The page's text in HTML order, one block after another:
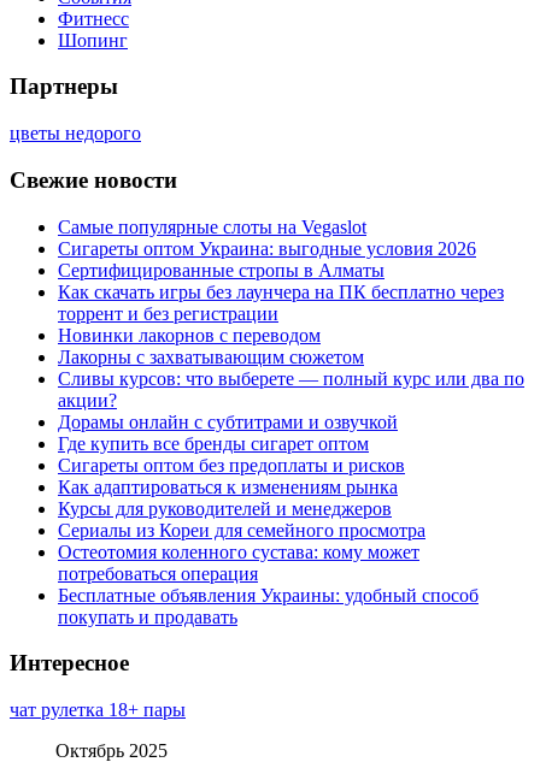
Фитнесс
Шопинг
Партнеры
цветы недорого
Свежие новости
Самые популярные слоты на Vegaslot
Сигареты оптом Украина: выгодные условия 2026
Сертифицированные стропы в Алматы
Как скачать игры без лаунчера на ПК бесплатно через
торрент и без регистрации
Новинки лакорнов с переводом
Лакорны с захватывающим сюжетом
Сливы курсов: что выберете — полный курс или два по
акции?
Дорамы онлайн с субтитрами и озвучкой
Где купить все бренды сигарет оптом
Сигареты оптом без предоплаты и рисков
Как адаптироваться к изменениям рынка
Курсы для руководителей и менеджеров
Сериалы из Кореи для семейного просмотра
Остеотомия коленного сустава: кому может
потребоваться операция
Бесплатные объявления Украины: удобный способ
покупать и продавать
Интересное
чат рулетка 18+ пары
Октябрь 2025